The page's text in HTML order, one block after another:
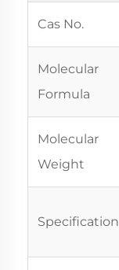
Cas No.
Molecular
Formula
Molecular
Weight
Specification